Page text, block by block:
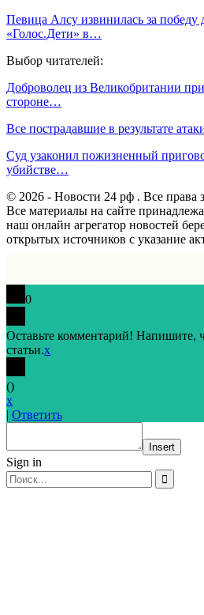
Певица Алсу извинилась за победу
«Голос.Дети» в…
Выбор читателей:
Доброволец из Великобритании
стороне…
Все пострадавшие в результате
Суд узаконил пожизненный
убийстве…
© 2026 - Новости 24 рф . Все права
Все материалы на сайте
наш онлайн агрегатор новостей
открытых источников с указание
0
Оставьте комментарий! Напишите,
статьи.x
()
x
| Ответить
Insert
Sign in